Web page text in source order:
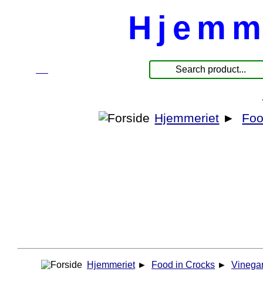
Hjemmeriet ►
Hjemmeriet ► Food in Crocks ►